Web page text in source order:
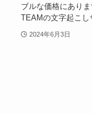
ブルな価格にあり
TEAMの文字起こし
2024年6月3日